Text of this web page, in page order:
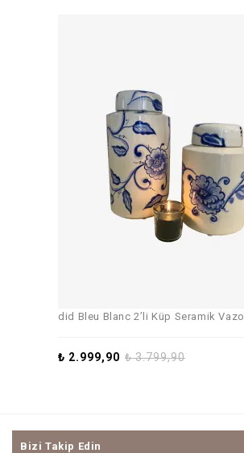
did Bleu Blanc 2’li Küp Seramik Vazo
₺3.799,90
₺ 2.999,90
Bizi Takip Edin